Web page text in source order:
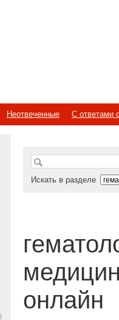
Неотвеченные
С ответами
Искать в разделе
онлайн